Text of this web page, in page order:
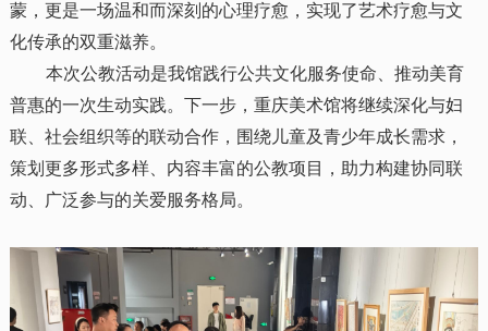
蒙，更是一场温和而深刻的心理疗愈，实现了艺术疗愈与文
化传承的双重滋养。
本次公教活动是我馆践行公共文化服务使命、推动美育
普惠的一次生动实践。下一步，重庆美术馆将继续深化与妇
联、社会组织等的联动合作，围绕儿童及青少年成长需求，
策划更多形式多样、内容丰富的公教项目，助力构建协同联
动、广泛参与的关爱服务格局。